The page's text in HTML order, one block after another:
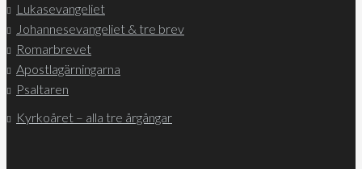
Lukasevangeliet
Johannesevangeliet & tre brev
Romarbrevet
Apostlagärningarna
Psaltaren
Kyrkoåret – alla tre årgångar